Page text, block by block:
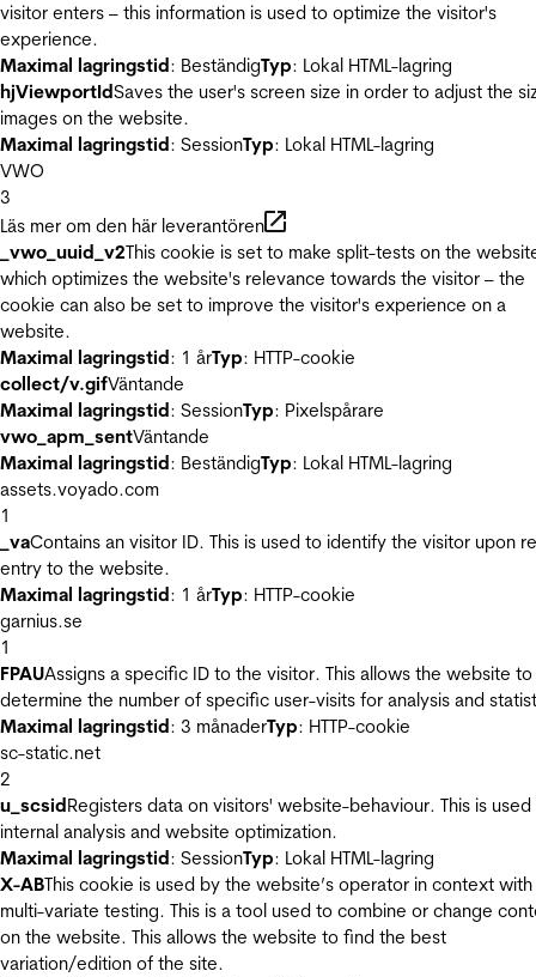
visitor enters – this information is used to optimize the visitor's
experience.
Maximal lagringstid: BeständigTyp: Lokal HTML-lagring
hjViewportIdSaves the user's screen size in order to adjust the
images on the website.
Maximal lagringstid: SessionTyp: Lokal HTML-lagring
VWO
3
Läs mer om den här leverantören
_vwo_uuid_v2This cookie is set to make split-tests on the
which optimizes the website's relevance towards the visitor – the
cookie can also be set to improve the visitor's experience on a
website.
Maximal lagringstid: 1 årTyp: HTTP-cookie
collect/v.gifVäntande
Maximal lagringstid: SessionTyp: Pixelspårare
vwo_apm_sentVäntande
Maximal lagringstid: BeständigTyp: Lokal HTML-lagring
assets.voyado.com
1
_vaContains an visitor ID. This is used to identify the visitor upon
entry to the website.
Maximal lagringstid: 1 årTyp: HTTP-cookie
garnius.se
1
FPAUAssigns a specific ID to the visitor. This allows the website to
determine the number of specific user-visits for analysis and
Maximal lagringstid: 3 månaderTyp: HTTP-cookie
sc-static.net
2
u_scsidRegisters data on visitors' website-behaviour. This is
internal analysis and website optimization.
Maximal lagringstid: SessionTyp: Lokal HTML-lagring
X-ABThis cookie is used by the website’s operator in context with
multi-variate testing. This is a tool used to combine or change
on the website. This allows the website to find the best
variation/edition of the site.